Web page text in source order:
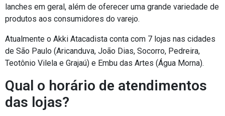
lanches em geral, além de oferecer uma grande variedade de
produtos aos consumidores do varejo.
Atualmente o Akki Atacadista conta com 7 lojas nas cidades
de São Paulo (Aricanduva, João Dias, Socorro, Pedreira,
Teotônio Vilela e Grajaú) e Embu das Artes (Água Morna).
Qual o horário de atendimentos
das lojas?